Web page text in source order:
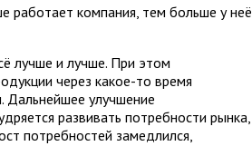
работает компания, тем больше у неё
лучше и лучше. При этом
через какое-то время
Дальнейшее улучшение
развивать потребности рынка,
потребностей замедлился,